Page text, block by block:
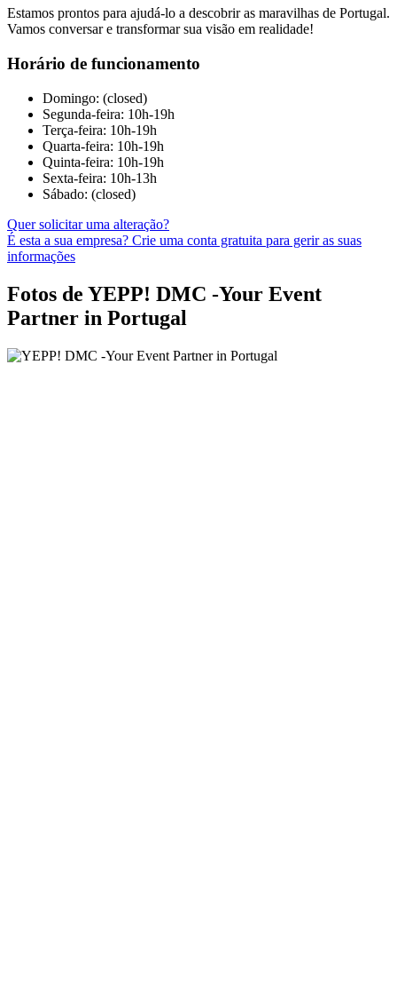
Estamos prontos para ajudá-lo a descobrir as maravilhas de Portugal.
Vamos conversar e transformar sua visão em realidade!
Horário de funcionamento
Domingo: (closed)
Segunda-feira: 10h-19h
Terça-feira: 10h-19h
Quarta-feira: 10h-19h
Quinta-feira: 10h-19h
Sexta-feira: 10h-13h
Sábado: (closed)
Quer solicitar uma alteração?
É esta a sua empresa? Crie uma conta gratuita para gerir as suas
informações
Fotos de YEPP! DMC -Your Event
Partner in Portugal